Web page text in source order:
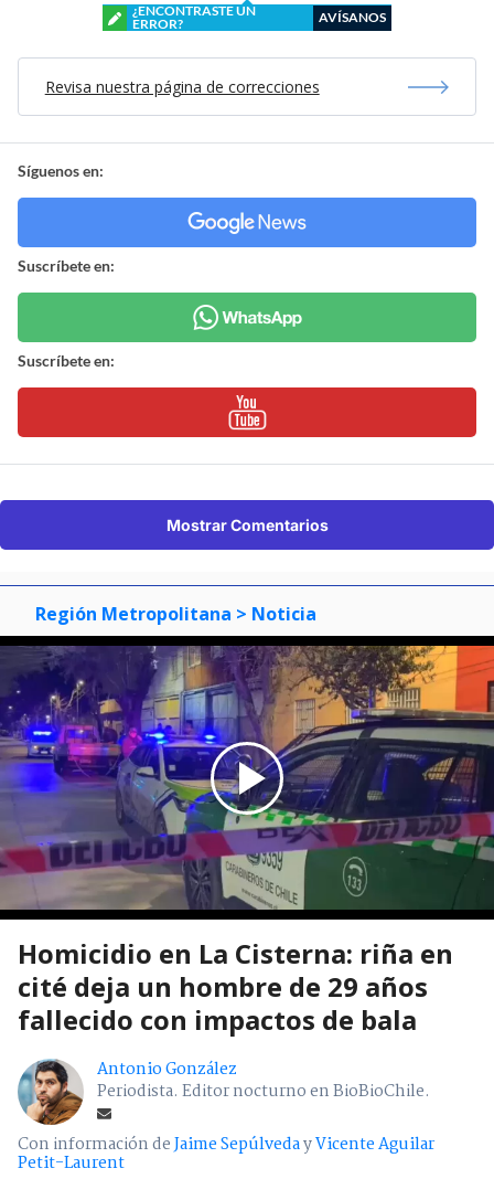
¿ENCONTRASTE UN
ERROR?
AVÍSANOS
Revisa nuestra página de correcciones
Síguenos en:
Suscríbete en:
Suscríbete en:
Mostrar Comentarios
Región Metropolitana > Noticia
Homicidio en La Cisterna: riña en
cité deja un hombre de 29 años
fallecido con impactos de bala
Antonio González
Periodista. Editor nocturno en BioBioChile.
Con información deJaime SepúlvedayVicente Aguilar
Petit-Laurent